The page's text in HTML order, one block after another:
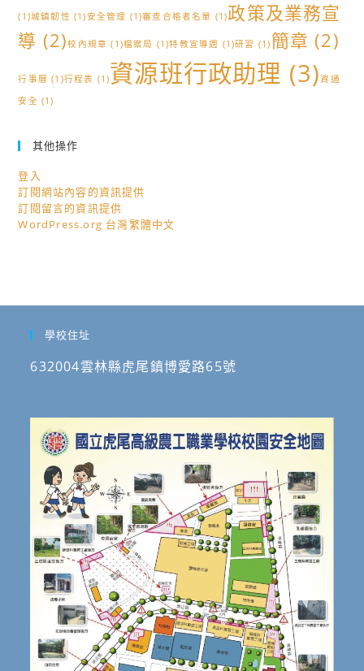
(1)城鎮韌性 (1)安全管理 (1)審查合格者名單 (1)政策及業務宣
導 (2)校內規章 (1)檔案局 (1)特教宣導週 (1)研習 (1) 簡章 (2)
行事曆 (1)行程表 (1)資源班行政助理 (3)資通
安全 (1)
其他操作
登入
訂閱網站內容的資訊提供
訂閱留言的資訊提供
WordPress.org 台灣繁體中文
學校住址
632004雲林縣虎尾鎮博愛路65號